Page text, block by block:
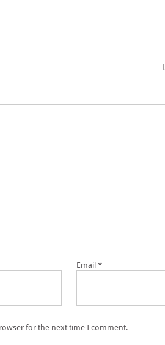
Email *
for the next time I comment.